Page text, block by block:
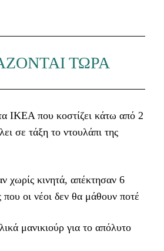
ΤΩΡΑ
IKEA που κοστίζει κάτω από 2
σε τάξη το ντουλάπι της
χωρίς κινητά, απέκτησαν 6
που οι νέοι δεν θα μάθουν ποτέ
μανικιούρ για το απόλυτο